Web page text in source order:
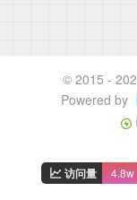
© 2015 -
Powered by
访问量 4.8w